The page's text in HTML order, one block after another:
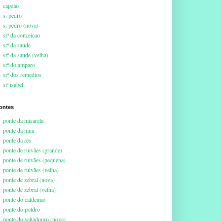
capelas
s. pedro
s. pedro (nova)
srª da conceicao
srª da saude
srª da saude (velha)
srª do amparo
srª dos remedios
stª isabel
ponte da misarela
ponte da mua
ponte da rês
ponte de ruivães (grande)
ponte de ruivães (pequena)
ponte de ruivães (velha)
ponte de zebral (nova)
ponte de zebral (velha)
ponte do caldeirão
ponte do poldro
ponte do saltadouro (nova)